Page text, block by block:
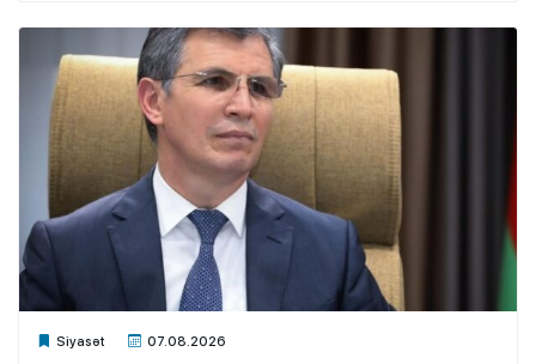
Siyasət 07.08.2026
Xalq.Online